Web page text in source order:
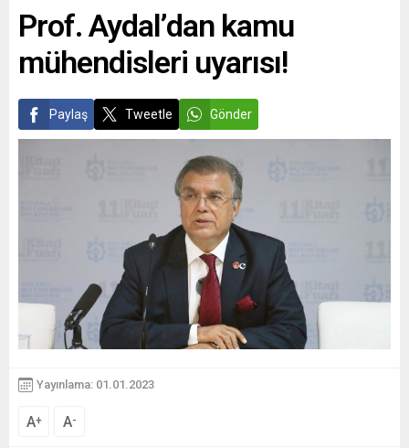
Prof. Aydal’dan kamu
mühendisleri uyarısı!
Paylaş Tweetle Gönder
Yayınlama: 01.01.2023
A+ A-